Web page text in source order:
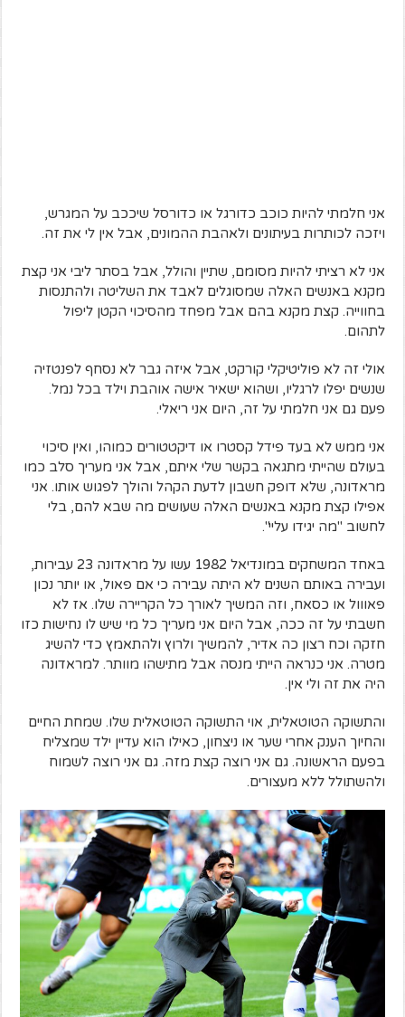
אני חלמתי להיות כוכב כדורגל או כדורסל שיככב על המגרש,
ויזכה לכותרות בעיתונים ולאהבת ההמונים, אבל אין לי את זה.
אני לא רציתי להיות מסומם, שתיין והולל, אבל בסתר ליבי אני קצת
מקנא באנשים האלה שמסוגלים לאבד את השליטה ולהתנסות
בחווייה. קצת מקנא בהם אבל מפחד מהסיכוי הקטן ליפול
לתהום.
אולי זה לא פוליטיקלי קורקט, אבל איזה גבר לא נסחף לפנטזיה
שנשים יפלו לרגליו, ושהוא ישאיר אישה אוהבת וילד בכל נמל.
פעם גם אני חלמתי על זה, היום אני ריאלי.
אני ממש לא בעד פידל קסטרו או דיקטטורים כמוהו, ואין סיכוי
בעולם שהייתי מתגאה בקשר שלי איתם, אבל אני מעריך סלב כמו
מראדונה, שלא דופק חשבון לדעת הקהל והולך לפגוש אותו. אני
אפילו קצת מקנא באנשים האלה שעושים מה שבא להם, בלי
לחשוב "מה יגידו עליי".
באחד המשחקים במונדיאל 1982 עשו על מראדונה 23 עבירות,
ועבירה באותם השנים לא היתה עבירה כי אם פאול, או יותר נכון
פאווול או כסאח, וזה המשיך לאורך כל הקריירה שלו. אז לא
חשבתי על זה ככה, אבל היום אני מעריך כל מי שיש לו נחישות כזו
חזקה וכח רצון כה אדיר, להמשיך ולרוץ ולהתאמץ כדי להשיג
מטרה. אני כנראה הייתי מנסה אבל מתישהו מוותר. למראדונה
היה את זה ולי אין.
והתשוקה הטוטאלית, אוי התשוקה הטוטאלית שלו. שמחת החיים
והחיוך הענק אחרי שער או ניצחון, כאילו הוא עדיין ילד שמצליח
בפעם הראשונה. גם אני רוצה קצת מזה. גם אני רוצה לשמוח
ולהשתולל ללא מעצורים.